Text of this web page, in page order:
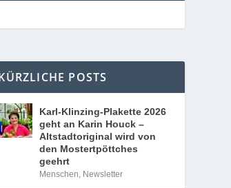
POSTS
Karl-Klinzing-Plakette 2026
geht an Karin Houck –
Altstadtoriginal wird von
den Mostertpöttches
geehrt
Menschen, Newsletter